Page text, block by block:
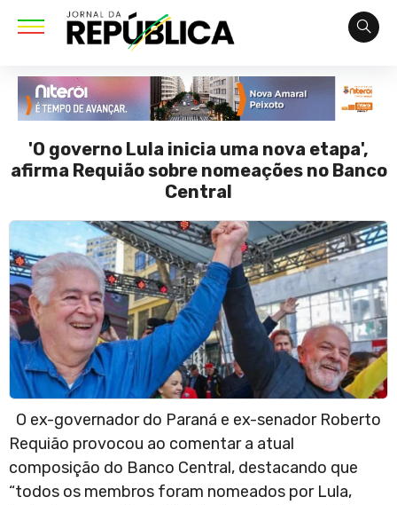
'O governo Lula inicia uma nova etapa',
afirma Requião sobre nomeações no Banco
Central
O ex-governador do Paraná e ex-senador Roberto
Requião provocou ao comentar a atual
composição do Banco Central, destacando que
“todos os membros foram nomeados por Lula,